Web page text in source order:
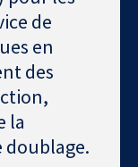
de
en
des
la
doublage.